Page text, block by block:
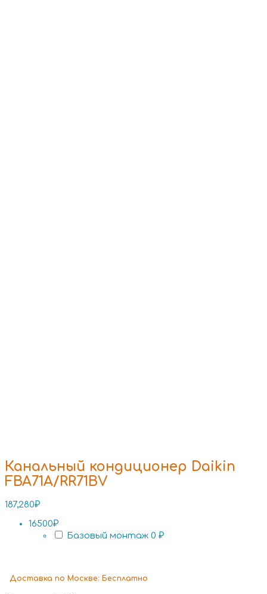
Канальный кондиционер Daikin
FBA71A/RR71BV
187,280₽
16500₽
Базовый монтаж 0 ₽
Доставка по Москве: Бесплатно